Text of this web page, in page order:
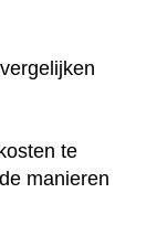
te
manieren